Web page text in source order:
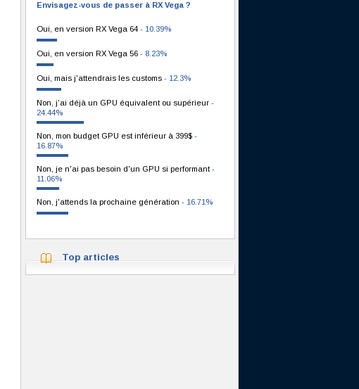
Envisagez-vous de passer à RX Vega ?
Oui, en version RX Vega 64 - 10.39%
Oui, en version RX Vega 56 - 8.23%
Oui, mais j'attendrais les customs - 12.3%
Non, j'ai déjà un GPU équivalent ou supérieur -
24.44%
Non, mon budget GPU est inférieur à 399$ -
16.87%
Non, je n'ai pas besoin d'un GPU si performant -
11.06%
Non, j'attends la prochaine génération - 16.71%
Top articles